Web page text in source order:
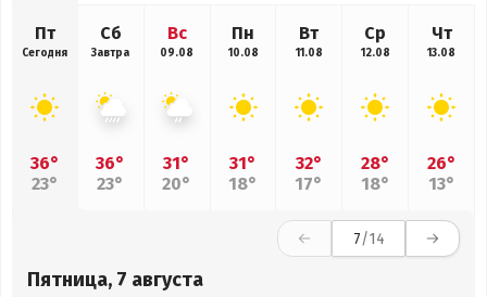
Пт
Сегодня
36°
23°
Сб
Завтра
36°
23°
Вс
09.08
31°
20°
Пн
10.08
31°
18°
Вт
11.08
32°
17°
Ср
12.08
28°
18°
Чт
13.08
26°
13°
7/14
Пятница, 7 августа